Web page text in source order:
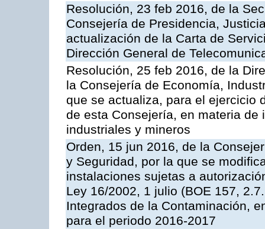
Resolución, 23 feb 2016, de la
Consejería de Presidencia,
actualización de la Carta de
Dirección General de
Resolución, 25 feb 2016, de la
la Consejería de Economía,
que se actualiza, para el ejercicio
de esta Consejería, en materia
industriales y mineros
Orden, 15 jun 2016, de la
y Seguridad, por la que se
instalaciones sujetas a
Ley 16/2002, 1 julio (BOE 157,
Integrados de la Contaminación,
para el periodo 2016-2017